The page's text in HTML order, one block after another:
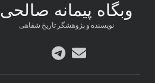
وبگاه پیمانه صالحی
نویسنده و پژوهشگر تاریخ شفاهی
پستtelegram